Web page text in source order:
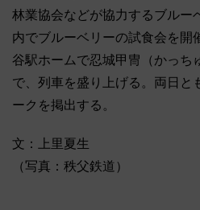
林業協会などが協力するブルー
内でブルーベリーの試食会を開
谷駅ホームで忍城甲冑（かっち
で、列車を盛り上げる。両日と
ークを掲出する。
文：上里夏生
（写真：秩父鉄道）